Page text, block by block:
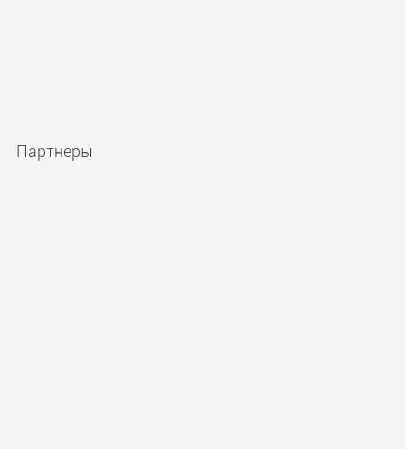
Партнеры